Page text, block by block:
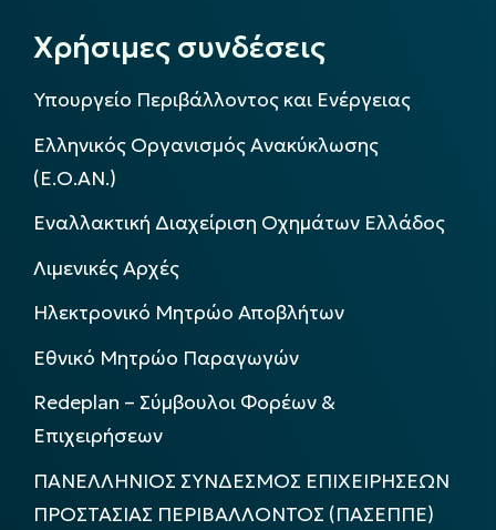
Χρήσιμες συνδέσεις
Υπουργείο Περιβάλλοντος και Ενέργειας
Ελληνικός Οργανισμός Ανακύκλωσης
(Ε.Ο.ΑΝ.)
Εναλλακτική Διαχείριση Οχημάτων Ελλάδος
Λιμενικές Αρχές
Ηλεκτρονικό Μητρώο Αποβλήτων
Εθνικό Μητρώο Παραγωγών
Redeplan – Σύμβουλοι Φορέων &
Επιχειρήσεων
ΠΑΝΕΛΛΗΝΙΟΣ ΣΥΝΔΕΣΜΟΣ ΕΠΙΧΕΙΡΗΣΕΩΝ
ΠΡΟΣΤΑΣΙΑΣ ΠΕΡΙΒΑΛΛΟΝΤΟΣ (ΠΑΣΕΠΠΕ)